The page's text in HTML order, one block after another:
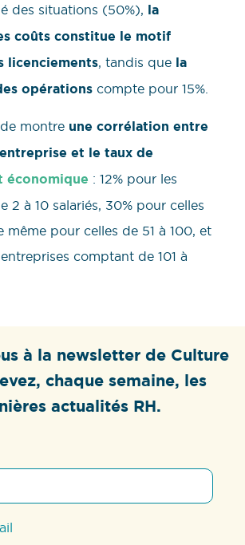
des situations (50%), la
coûts constitue le motif
licenciements, tandis que la
opérations compte pour 15%.
montre une corrélation entre
et le taux de
économique : 12% pour les
2 à 10 salariés, 30% pour celles
même pour celles de 51 à 100, et
comptant de 101 à
à la newsletter de Culture
chaque semaine, les
actualités RH.